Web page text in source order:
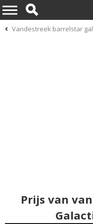
Vandestreek barrelstar
Prijs van